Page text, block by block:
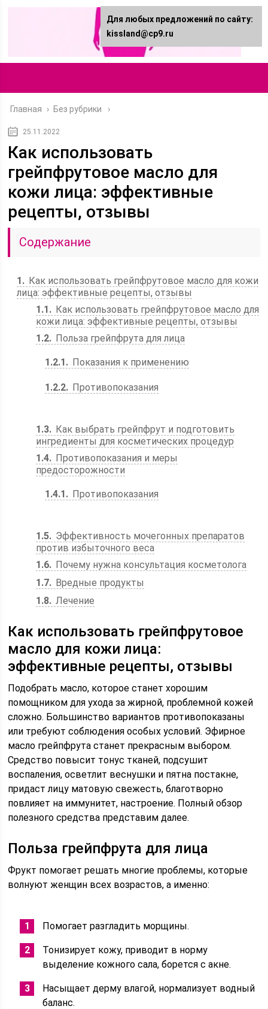
Главная › Без рубрики
25.11.2022
Как использовать
грейпфрутовое масло для
кожи лица: эффективные
рецепты, отзывы
Содержание
1
Как использовать грейпфрутовое масло для кожи
лица: эффективные рецепты, отзывы
1.1
Как использовать грейпфрутовое масло для
кожи лица: эффективные рецепты, отзывы
1.2
Польза грейпфрута для лица
1.2.1 Показания к применению
1.2.2 Противопоказания
1.3
Как выбрать грейпфрут и подготовить
ингредиенты для косметических процедур
1.4
Противопоказания и меры
предосторожности
1.4.1 Противопоказания
1.5
Эффективность мочегонных препаратов
против избыточного веса
1.6
Почему нужна консультация косметолога
1.7
Вредные продукты
1.8 Лечение
Как использовать грейпфрутовое
масло для кожи лица:
эффективные рецепты, отзывы
Подобрать масло, которое станет хорошим
помощником для ухода за жирной, проблемной кожей
сложно. Большинство вариантов противопоказаны
или требуют соблюдения особых условий. Эфирное
масло грейпфрута станет прекрасным выбором.
Средство повысит тонус тканей, подсушит
воспаления, осветлит веснушки и пятна постакне,
придаст лицу матовую свежесть, благотворно
повлияет на иммунитет, настроение. Полный обзор
полезного средства представим далее.
Польза грейпфрута для лица
Фрукт помогает решать многие проблемы, которые
волнуют женщин всех возрастов, а именно:
Помогает разгладить морщины.
Тонизирует кожу, приводит в норму
выделение кожного сала, борется с акне.
Насыщает дерму влагой, нормализует водный
баланс.
Для любых предложений по сайту:
kissland@cp9.ru